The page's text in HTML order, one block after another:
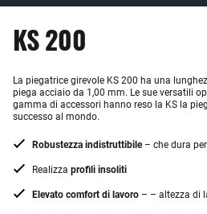
KS 200
La piegatrice girevole KS 200 ha una
piega acciaio da 1,00 mm. Le sue versatili
gamma di accessori hanno reso la KS la
successo al mondo.
Robustezza indistruttibile– che dura
Realizza profili insoliti
Elevato comfort di lavoro – – altezza di